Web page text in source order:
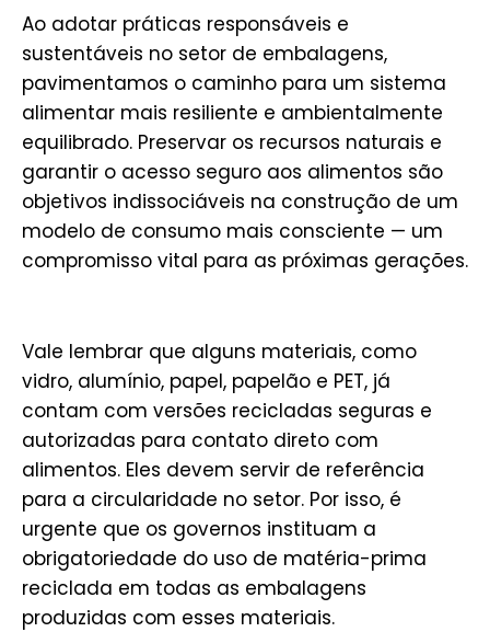
Ao adotar práticas responsáveis e
sustentáveis no setor de embalagens,
pavimentamos o caminho para um sistema
alimentar mais resiliente e ambientalmente
equilibrado. Preservar os recursos naturais e
garantir o acesso seguro aos alimentos são
objetivos indissociáveis na construção de um
modelo de consumo mais consciente — um
compromisso vital para as próximas gerações.
Vale lembrar que alguns materiais, como
vidro, alumínio, papel, papelão e PET, já
contam com versões recicladas seguras e
autorizadas para contato direto com
alimentos. Eles devem servir de referência
para a circularidade no setor. Por isso, é
urgente que os governos instituam a
obrigatoriedade do uso de matéria-prima
reciclada em todas as embalagens
produzidas com esses materiais.